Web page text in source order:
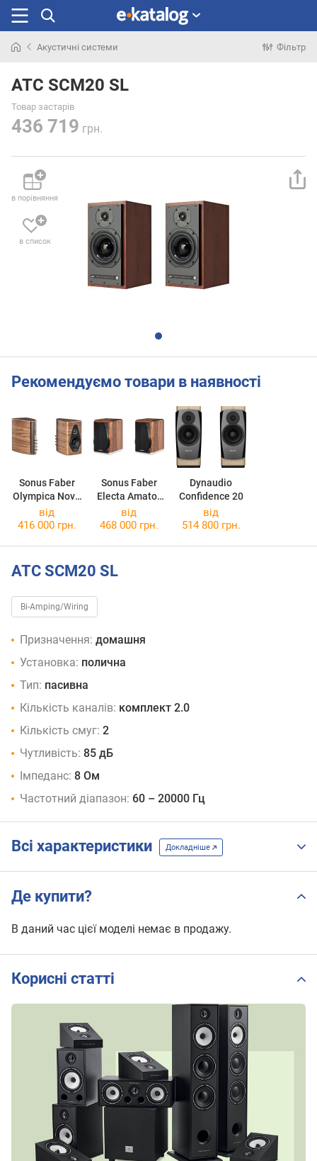
раніше
Акустичні системи Фільтр
ATC SCM20 SL
Товар застарів
436 719 грн.
в порівняння
в список
Рекомендуємо товари в наявності
Sonus Faber
Olympica Nova
I
Sonus Faber
Electa Amator
III
Dynaudio
Confidence 20
від
416 000 грн.
від
468 000 грн.
від
514 800 грн.
ATC SCM20 SL
Bi-Amping/Wiring
Призначення: домашня
Установка: полична
Тип: пасивна
Кількість каналів: комплект 2.0
Кількість смуг: 2
Чутливість: 85 дБ
Імпеданс: 8 Ом
Частотний діапазон: 60 – 20000 Гц
Всі характеристики Докладніше
Де купити?
В даний час цієї моделі немає в продажу.
Корисні статті